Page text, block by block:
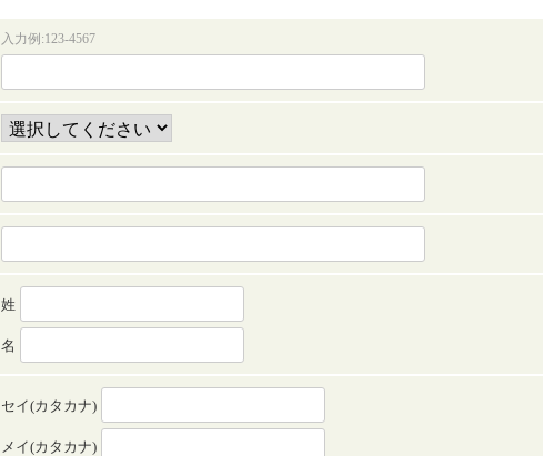
入力例:123-4567
姓
名
セイ(カタカナ)
メイ(カタカナ)